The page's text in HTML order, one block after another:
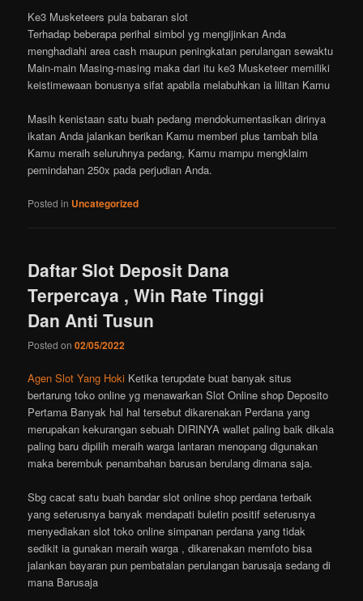
Ke3 Musketeers pula babaran slot
Terhadap beberapa perihal simbol yg mengijinkan Anda
menghadiahi area cash maupun peningkatan perulangan sewaktu
Main-main Masing-masing maka dari itu ke3 Musketeer memiliki
keistimewaan bonusnya sifat apabila melabuhkan ia lilitan Kamu
Masih kenistaan satu buah pedang mendokumentasikan dirinya
ikatan Anda jalankan berikan Kamu memberi plus tambah bila
Kamu meraih seluruhnya pedang, Kamu mampu mengklaim
pemindahan 250x pada perjudian Anda.
Posted in Uncategorized
Daftar Slot Deposit Dana
Terpercaya , Win Rate Tinggi
Dan Anti Tusun
Posted on02/05/2022
Agen Slot Yang Hoki Ketika terupdate buat banyak situs
bertarung toko online yg menawarkan Slot Online shop Deposito
Pertama Banyak hal hal tersebut dikarenakan Perdana yang
merupakan kekurangan sebuah DIRINYA wallet paling baik dikala
paling baru dipilih meraih warga lantaran menopang digunakan
maka berembuk penambahan barusan berulang dimana saja.
Sbg cacat satu buah bandar slot online shop perdana terbaik
yang seterusnya banyak mendapati buletin positif seterusnya
menyediakan slot toko online simpanan perdana yang tidak
sedikit ia gunakan meraih warga , dikarenakan memfoto bisa
jalankan bayaran pun pembatalan perulangan barusaja sedang di
mana Barusaja